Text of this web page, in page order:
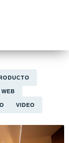
VIDEO